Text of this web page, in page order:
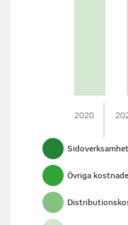
2020
Sidoverksamhet
Övriga